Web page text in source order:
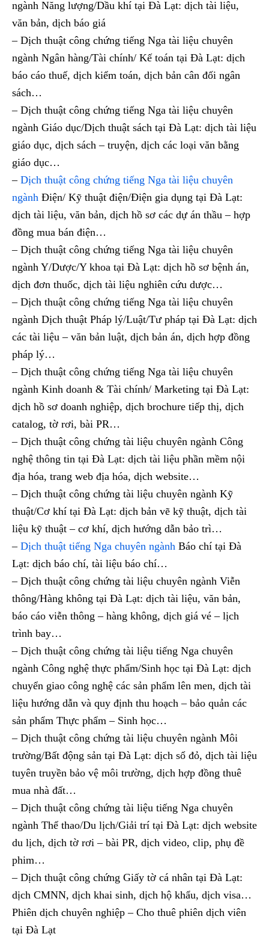
ngành Năng lượng/Dầu khí tại Đà Lạt: dịch tài liệu,
văn bản, dịch báo giá
– Dịch thuật công chứng tiếng Nga tài liệu chuyên
ngành Ngân hàng/Tài chính/ Kế toán tại Đà Lạt: dịch
báo cáo thuế, dịch kiểm toán, dịch bản cân đối ngân
sách…
– Dịch thuật công chứng tiếng Nga tài liệu chuyên
ngành Giáo dục/Dịch thuật sách tại Đà Lạt: dịch tài liệu
giáo dục, dịch sách – truyện, dịch các loại văn bằng
giáo dục…
– Dịch thuật công chứng tiếng Nga tài liệu chuyên
ngành Điện/ Kỹ thuật điện/Điện gia dụng tại Đà Lạt:
dịch tài liệu, văn bản, dịch hồ sơ các dự án thầu – hợp
đồng mua bán điện…
– Dịch thuật công chứng tiếng Nga tài liệu chuyên
ngành Y/Dược/Y khoa tại Đà Lạt: dịch hồ sơ bệnh án,
dịch đơn thuốc, dịch tài liệu nghiên cứu dược…
– Dịch thuật công chứng tiếng Nga tài liệu chuyên
ngành Dịch thuật Pháp lý/Luật/Tư pháp tại Đà Lạt: dịch
các tài liệu – văn bản luật, dịch bản án, dịch hợp đồng
pháp lý…
– Dịch thuật công chứng tiếng Nga tài liệu chuyên
ngành Kinh doanh & Tài chính/ Marketing tại Đà Lạt:
dịch hồ sơ doanh nghiệp, dịch brochure tiếp thị, dịch
catalog, tờ rơi, bài PR…
– Dịch thuật công chứng tài liệu chuyên ngành Công
nghệ thông tin tại Đà Lạt: dịch tài liệu phần mềm nội
địa hóa, trang web địa hóa, dịch website…
– Dịch thuật công chứng tài liệu chuyên ngành Kỹ
thuật/Cơ khí tại Đà Lạt: dịch bản vẽ kỹ thuật, dịch tài
liệu kỹ thuật – cơ khí, dịch hướng dẫn bảo trì…
– Dịch thuật tiếng Nga chuyên ngành Báo chí tại Đà
Lạt: dịch báo chí, tài liệu báo chí…
– Dịch thuật công chứng tài liệu chuyên ngành Viễn
thông/Hàng không tại Đà Lạt: dịch tài liệu, văn bản,
báo cáo viễn thông – hàng không, dịch giá vé – lịch
trình bay…
– Dịch thuật công chứng tài liệu tiếng Nga chuyên
ngành Công nghệ thực phẩm/Sinh học tại Đà Lạt: dịch
chuyển giao công nghệ các sản phẩm lên men, dịch tài
liệu hướng dẫn và quy định thu hoạch – bảo quản các
sản phẩm Thực phẩm – Sinh học…
– Dịch thuật công chứng tài liệu chuyên ngành Môi
trường/Bất động sản tại Đà Lạt: dịch sổ đỏ, dịch tài liệu
tuyên truyền bảo vệ môi trường, dịch hợp đồng thuê
mua nhà đất…
– Dịch thuật công chứng tài liệu tiếng Nga chuyên
ngành Thể thao/Du lịch/Giải trí tại Đà Lạt: dịch website
du lịch, dịch tờ rơi – bài PR, dịch video, clip, phụ đề
phim…
– Dịch thuật công chứng Giấy tờ cá nhân tại Đà Lạt:
dịch CMNN, dịch khai sinh, dịch hộ khẩu, dịch visa…
Phiên dịch chuyên nghiệp – Cho thuê phiên dịch viên
tại Đà Lạt